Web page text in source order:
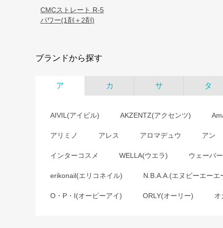
CMCストレート R-5
パワー(1剤＋2剤)
ブランドから探す
ア カ サ タ
AIVIL(アイビル) AKZENTZ(アクセンツ)
アリミノ アレス アロマデュウ アン
インターコスメ WELLA(ウエラ) ウェーバー
erikonail(エリコネイル) N.B.A.A.(エヌビーエーエ
O・P・I(オーピーアイ) ORLY(オーリー) オ